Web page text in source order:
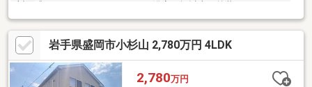
ム、２階建、オートバス、浴室に窓、ＴＶモニタ付インターホ
ン、ＩＨクッキングヒーター、リビング階段、オール電化
岩手県盛岡市小杉山 2,780万円 4LDK
2,780万円